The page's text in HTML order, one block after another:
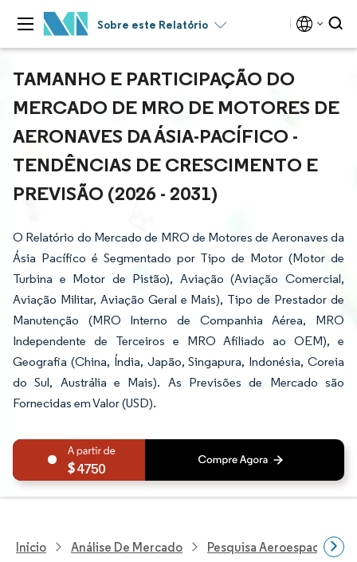
Sobre este Relatório
TAMANHO E PARTICIPAÇÃO DO
MERCADO DE MRO DE MOTORES DE
AERONAVES DA ÁSIA-PACÍFICO -
TENDÊNCIAS DE CRESCIMENTO E
PREVISÃO (2026 - 2031)
O Relatório do Mercado de MRO de Motores de Aeronaves da
Ásia Pacífico é Segmentado por Tipo de Motor (Motor de
Turbina e Motor de Pistão), Aviação (Aviação Comercial,
Aviação Militar, Aviação Geral e Mais), Tipo de Prestador de
Manutenção (MRO Interno de Companhia Aérea, MRO
Independente de Terceiros e MRO Afiliado ao OEM), e
Geografia (China, Índia, Japão, Singapura, Indonésia, Coreia
do Sul, Austrália e Mais). As Previsões de Mercado são
Fornecidas em Valor (USD).
4750
Início Análise De Mercado Pesquisa Aeroespacial E